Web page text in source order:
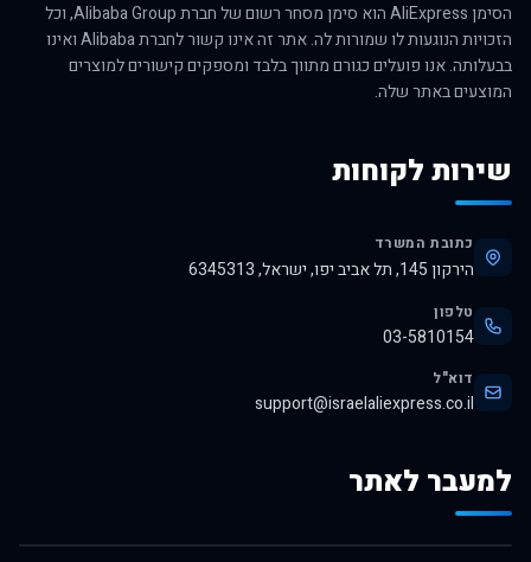
הסימן AliExpress הוא סימן מסחר רשום של חברת Alibaba Group, וכל
הזכויות הנוגעות לו שמורות לה. אתר זה אינו קשור לחברת Alibaba ואינו
בבעלותה. אנו פועלים כגורם מתווך בלבד ומספקים קישורים למוצרים
המוצעים באתר שלה.
שירות לקוחות
כתובת המשרד
הירקון 145, תל אביב יפו, ישראל, 6345313
טלפון
03-5810154
דוא"ל
support@israelaliexpress.co.il
למעבר לאתר
לרכישה באלי אקספרס